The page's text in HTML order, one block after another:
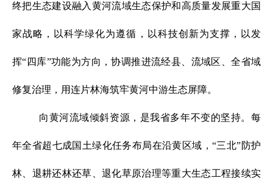
终把生态建设融入黄河流域生态保护和高质量发展重大国
家战略，以科学绿化为遵循，以科技创新为支撑，以发
挥“四库”功能为方向，协调推进流经县、流域区、全省域
修复治理，用连片林海筑牢黄河中游生态屏障。
向黄河流域倾斜资源，是我省多年不变的坚持。每
年全省超七成国土绿化任务布局在沿黄区域，“三北”防护
林、退耕还林还草、退化草原治理等重大生态工程接续实